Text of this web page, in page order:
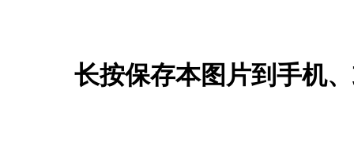
长按保存本图片到手机